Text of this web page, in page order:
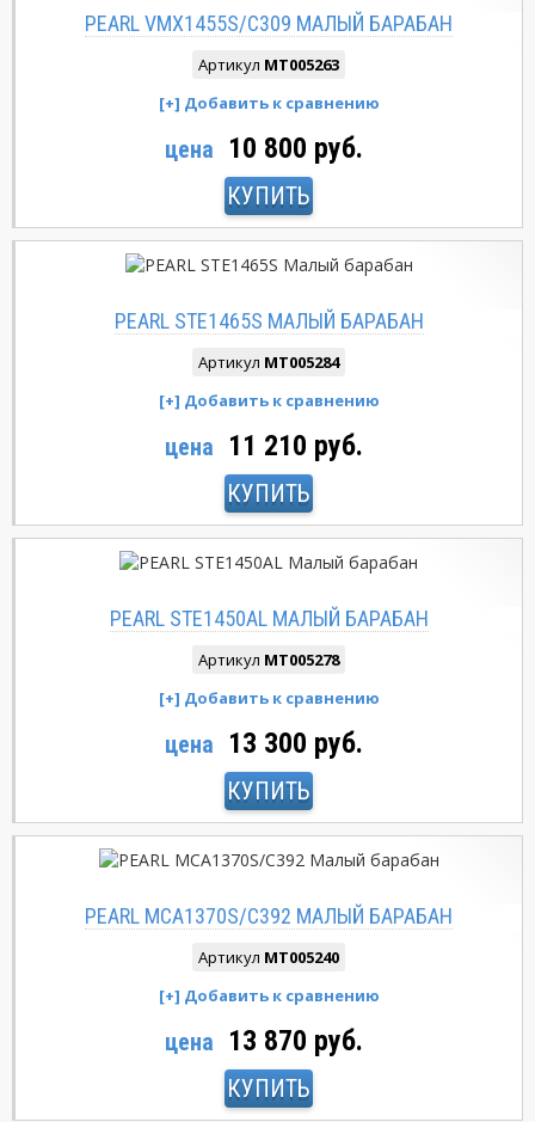
PEARL VMX1455S/C309 МАЛЫЙ БАРАБАН
Артикул MT005263
цена 10 800 руб.
КУПИТЬ
PEARL STE1465S МАЛЫЙ БАРАБАН
Артикул MT005284
цена 11 210 руб.
КУПИТЬ
PEARL STE1450AL МАЛЫЙ БАРАБАН
Артикул MT005278
цена 13 300 руб.
КУПИТЬ
PEARL MCA1370S/C392 МАЛЫЙ БАРАБАН
Артикул MT005240
цена 13 870 руб.
КУПИТЬ